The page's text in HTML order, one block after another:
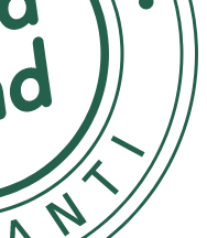
tillsluten och utom
% av DRI*
mg 53